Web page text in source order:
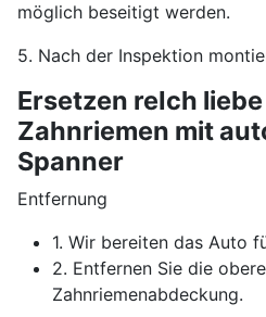
möglich beseitigt werden.
5. Nach der Inspektion
Ersetzen reIch
Zahnriemen mit
Spanner
Entfernung
1. Wir bereiten das Auto
2. Entfernen Sie die
Zahnriemenabdeckung.